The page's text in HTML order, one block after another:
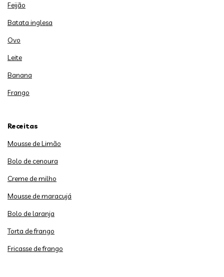
Feijão
Batata inglesa
Ovo
Leite
Banana
Frango
Receitas
Mousse de Limão
Bolo de cenoura
Creme de milho
Mousse de maracujá
Bolo de laranja
Torta de frango
Fricasse de frango